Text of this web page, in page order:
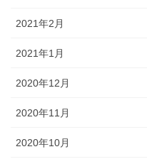
2021年2月
2021年1月
2020年12月
2020年11月
2020年10月